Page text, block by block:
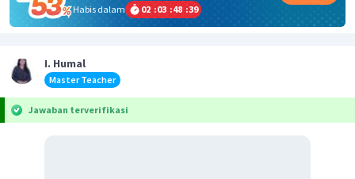
Habis dalam
02 :03 :48 :39
I. Humal
Master Teacher
Jawaban terverifikasi